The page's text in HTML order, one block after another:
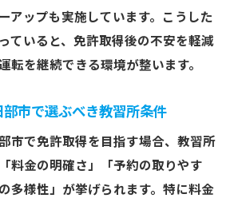
アップも実施しています。こうした
ていると、免許取得後の不安を軽減
転を継続できる環境が整います。
部市で選ぶべき教習所条件
市で免許取得を目指す場合、教習所
料金の明確さ」「予約の取りやす
多様性」が挙げられます。特に料金